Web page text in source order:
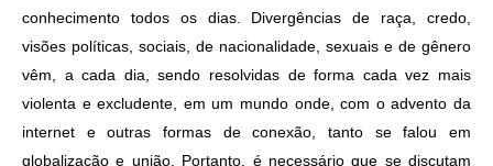
conhecimento todos os dias. Divergências de raça, credo,
visões políticas, sociais, de nacionalidade, sexuais e de gênero
vêm, a cada dia, sendo resolvidas de forma cada vez mais
violenta e excludente, em um mundo onde, com o advento da
internet e outras formas de conexão, tanto se falou em
globalização e união. Portanto, é necessário que se discutam